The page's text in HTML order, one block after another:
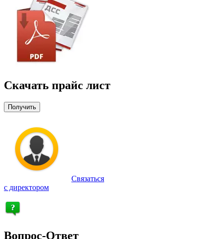
Скачать прайс лист
Получить
Связаться
с директором
Вопрос-Ответ